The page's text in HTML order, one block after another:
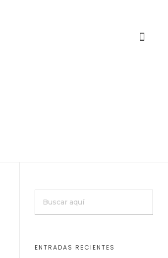
ENTRADAS RECIENTES